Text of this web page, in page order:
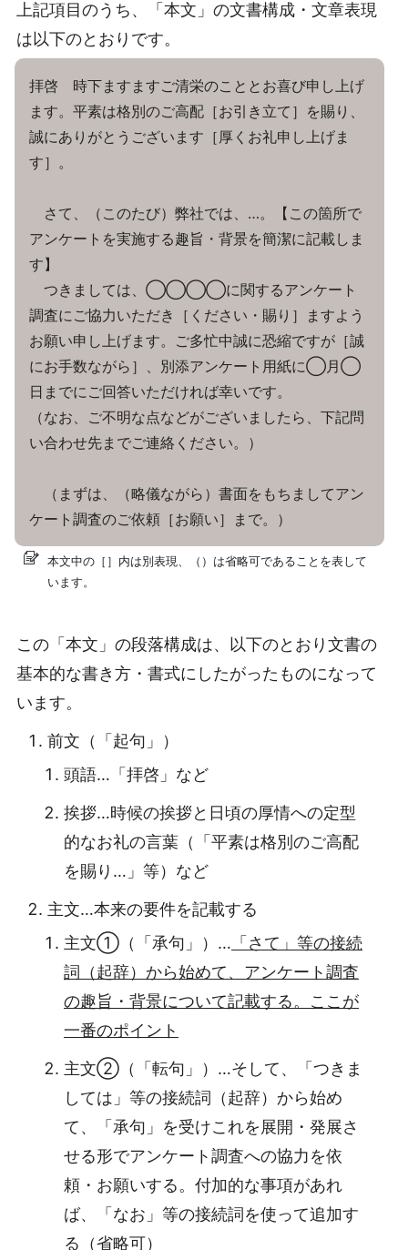
上記項目のうち、「本文」の文書構成・文章表現
は以下のとおりです。
拝啓 時下ますますご清栄のこととお喜び申し上げ
ます。平素は格別のご高配［お引き立て］を賜り、
誠にありがとうございます［厚くお礼申し上げま
す］。
さて、（このたび）弊社では、…。【この箇所で
アンケートを実施する趣旨・背景を簡潔に記載しま
す】
つきましては、◯◯◯◯に関するアンケート
調査にご協力いただき［ください・賜り］ますよう
お願い申し上げます。ご多忙中誠に恐縮ですが［誠
にお手数ながら］、別添アンケート用紙に◯月◯
日までにご回答いただければ幸いです。
（なお、ご不明な点などがございましたら、下記問
い合わせ先までご連絡ください。）
（まずは、（略儀ながら）書面をもちましてアン
ケート調査のご依頼［お願い］まで。）
本文中の［］内は別表現、（）は省略可であることを表して
います。
この「本文」の段落構成は、以下のとおり文書の
基本的な書き方・書式にしたがったものになって
います。
前文（「起句」）
頭語…「拝啓」など
挨拶…時候の挨拶と日頃の厚情への定型
的なお礼の言葉（「平素は格別のご高配
を賜り…」等）など
主文…本来の要件を記載する
主文①（「承句」）… 「さて」等の接続
詞（起辞）から始めて、アンケート調査
の趣旨・背景について記載する。ここが
一番のポイント
主文②（「転句」）…そして、「つきま
しては」等の接続詞（起辞）から始め
て、「承句」を受けこれを展開・発展さ
せる形でアンケート調査への協力を依
頼・お願いする。付加的な事項があれ
ば、「なお」等の接続詞を使って追加す
る（省略可）